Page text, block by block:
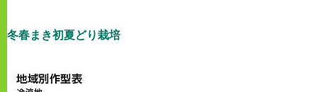
冬春まき初夏どり栽培